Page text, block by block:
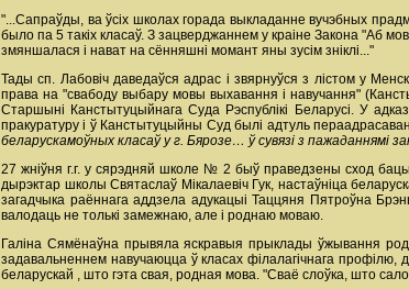
"...Сапраўды, ва ўсіх школах горада выкладанне вучэбных
было па 5 такіх класаў. З зацверджаннем у краіне Закона "Аб
змяншалася і нават на сённяшні момант яны зусім зніклі..."
Тады сп. Лабовіч даведаўся адрас і звярнуўся з лістом у
права на "свабоду выбару мовы выхавання і навучання"
Старшыні Канстытуцыйнага Суда Рэспублікі Беларусі. У
пракуратуру і ў Канстытуцыйны Суд былі адтуль
беларускамоўных класаў у г. Бярозе… ў сувязі з пажаданнямі
27 жніўня г.г. у сярэдняй школе № 2 быў праведзены сход
дырэктар школы Святаслаў Мікалаевіч Гук, настаўніца
загадчыка раённага аддзела адукацыі Таццяня Пятроўна
валодаць не толькі замежнаю, але і роднаю моваю.
Галіна Сямёнаўна прывяла яскравыя прыклады ўжывання
задавальненнем навучаюцца ў класах філалагічнага
беларускай , што гэта свая, родная мова. "Сваё слоўка, што